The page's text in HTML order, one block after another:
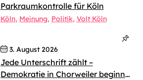
Parkraumkontrolle für Köln
Köln Meinung Politik Volt Köln
3. August 2026
Jede Unterschrift zählt –
Demokratie in Chorweiler beginnt